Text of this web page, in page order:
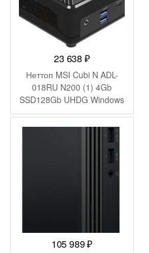
23 638₽
Неттоп MSI Cubi N ADL-
018RU N200 (1) 4Gb
SSD128Gb UHDG Windows
11 Pro 2xGbitEth WiFi BT
65W черный (9S6-B0A911-
105 989₽